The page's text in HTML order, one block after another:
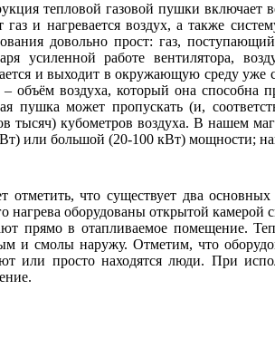
тепловой газовой пушки
газ и нагревается воздух, а также
довольно прост: газ,
усиленной работе вентилятора,
и выходит в окружающую среду уже
объём воздуха, который она способна
пушка может пропускать (и,
тысяч) кубометров воздуха. В нашем
или большой (20-100 кВт) мощности;
отметить, что существует два
нагрева оборудованы открытой камерой
прямо в отапливаемое помещение.
и смолы наружу. Отметим, что
или просто находятся люди. При